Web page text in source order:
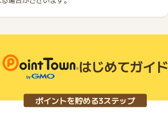
はじめてガイド
ポイントを貯める3ステップ